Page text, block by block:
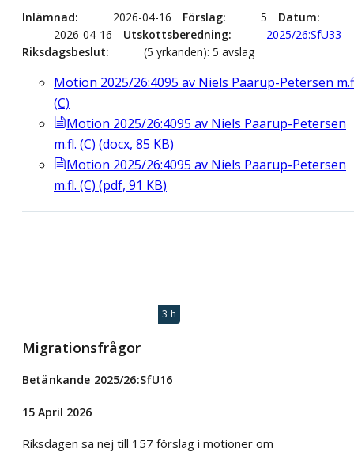
Inlämnad 2026-04-16 Förslag 5
Datum
2026-04-16
Utskottsberedning
2025/26:SfU33
Riksdagsbeslut
(5 yrkanden): 5 avslag
Motion 2025/26:4095 av Niels Paarup-Petersen
(C)
Motion 2025/26:4095 av Niels Paarup-Petersen
m.fl. (C) (docx, 85 KB)
Motion 2025/26:4095 av Niels Paarup-Petersen
m.fl. (C) (pdf, 91 KB)
3 h
Migrationsfrågor
Betänkande 2025/26:SfU16
15 April 2026
Riksdagen sa nej till 157 förslag i motioner om